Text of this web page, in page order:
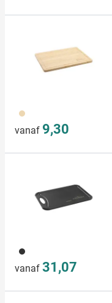
823
vanaf 9,30
001
vanaf 31,07